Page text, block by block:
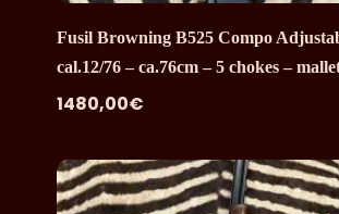
Fusil Browning B525 Compo
cal.12/76 – ca.76cm – 5 chokes –
1480,00€